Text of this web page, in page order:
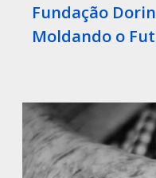
Fundação
Moldando o